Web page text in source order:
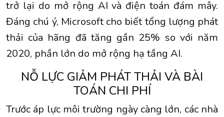
trở lại do mở rộng AI và điện toán đám mây.
Đáng chú ý, Microsoft cho biết tổng lượng phát
thải của hãng đã tăng gần 25% so với năm
2020, phần lớn do mở rộng hạ tầng AI.
NỖ LỰC GIẢM PHÁT THẢI VÀ BÀI
TOÁN CHI PHÍ
Trước áp lực môi trường ngày càng lớn, các nhà